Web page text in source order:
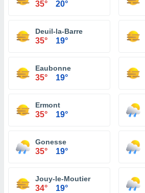
35° 20°
Deuil-la-Barre
35° 19°
Eaubonne
35° 19°
Ermont
35° 19°
Gonesse
35° 19°
Jouy-le-Moutier
34° 19°